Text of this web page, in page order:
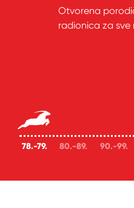
Otvorena
radionica za
78.-79. 80.-89. 90.-99.